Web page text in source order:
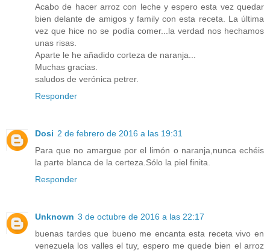
Acabo de hacer arroz con leche y espero esta vez quedar
bien delante de amigos y family con esta receta. La última
vez que hice no se podía comer...la verdad nos hechamos
unas risas.
Aparte le he añadido corteza de naranja...
Muchas gracias.
saludos de verónica petrer.
Responder
Dosi 2 de febrero de 2016 a las 19:31
Para que no amargue por el limón o naranja,nunca echéis
la parte blanca de la certeza.Sólo la piel finita.
Responder
Unknown 3 de octubre de 2016 a las 22:17
buenas tardes que bueno me encanta esta receta vivo en
venezuela los valles el tuy, espero me quede bien el arroz